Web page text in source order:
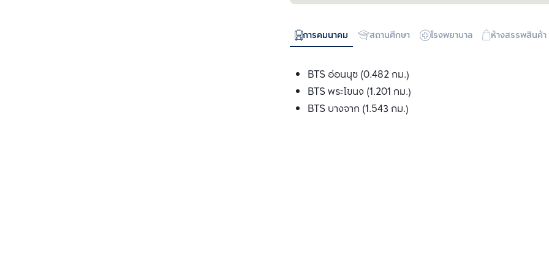
การคมนาคม สถานศึกษา โรงพยาบาล ห้างสรรพสินค้า
BTS อ่อนนุช (0.482 กม.)
BTS พระโขนง (1.201 กม.)
BTS บางจาก (1.543 กม.)